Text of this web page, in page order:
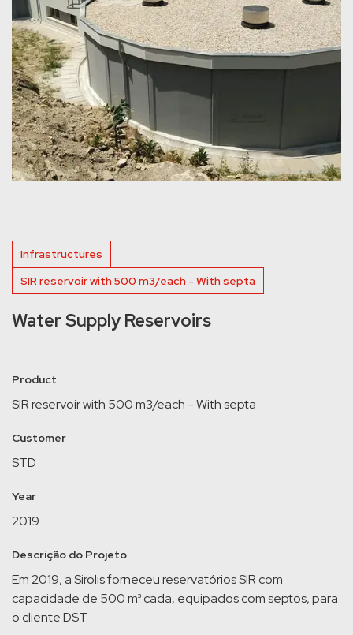
Infrastructures
SIR reservoir with 500 m3/each - With septa
Water Supply Reservoirs
Product
SIR reservoir with 500 m3/each - With septa
Customer
STD
Year
2019
Descrição do Projeto
Em 2019, a Sirolis forneceu reservatórios SIR com
capacidade de 500 m³ cada, equipados com septos, para
o cliente DST.